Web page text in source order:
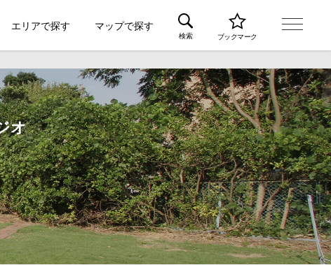
エリアで探す マップで探す
検索 ブックマーク
オ